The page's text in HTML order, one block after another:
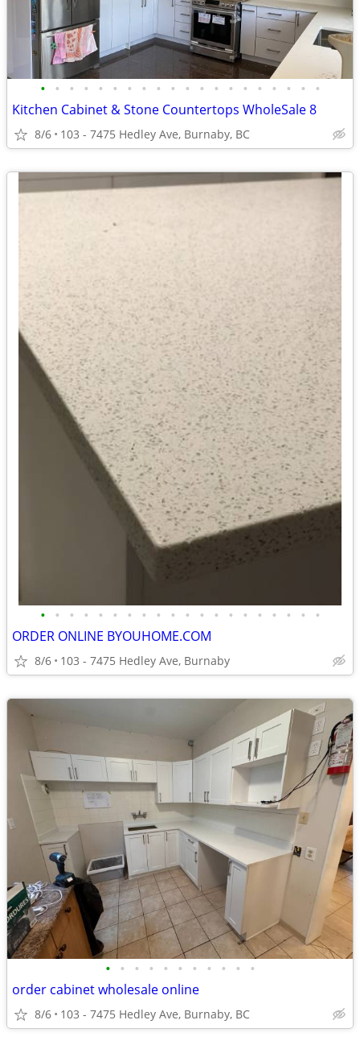
• • • • • • • • • • • • • • • • • • • •
Kitchen Cabinet & Stone Countertops WholeSale 8
8/6 103 - 7475 Hedley Ave, Burnaby, BC
• • • • • • • • • • • • • • • • • • • •
ORDER ONLINE BYOUHOME.COM
8/6 103 - 7475 Hedley Ave, Burnaby
• • • • • • • • • • •
order cabinet wholesale online
8/6 103 - 7475 Hedley Ave, Burnaby, BC